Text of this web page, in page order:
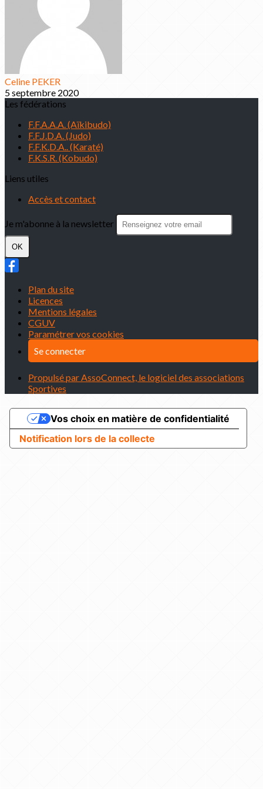
Celine PEKER
5 septembre 2020
Les fédérations
F.F.A.A.A. (Aïkibudo)
F.F.J.D.A. (Judo)
F.F.K.D.A.. (Karaté)
F.K.S.R. (Kobudo)
Liens utiles
Accès et contact
Je m'abonne à la newsletter
OK
Plan du site
Licences
Mentions légales
CGUV
Paramétrer vos cookies
Se connecter
Propulsé par AssoConnect, le logiciel des associations
Sportives
Notification lors de la collecte
Vos choix en matière de confidentialité